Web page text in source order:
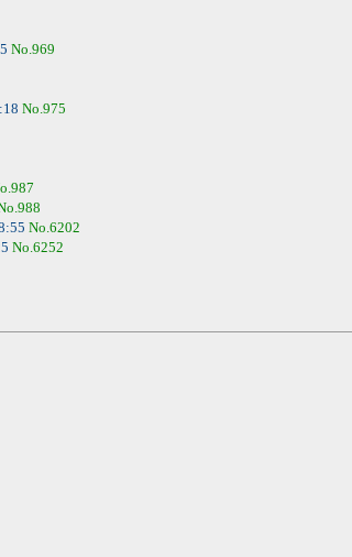
No.969
No.975
No.6202
No.6252